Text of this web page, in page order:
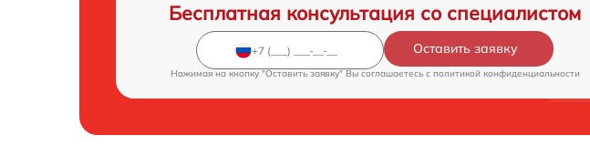
Бесплатная консультация со специалистом
Оставить заявку
Нажимая на кнопку "Оставить заявку" Вы соглашаетесь c политикой конфиденциальности